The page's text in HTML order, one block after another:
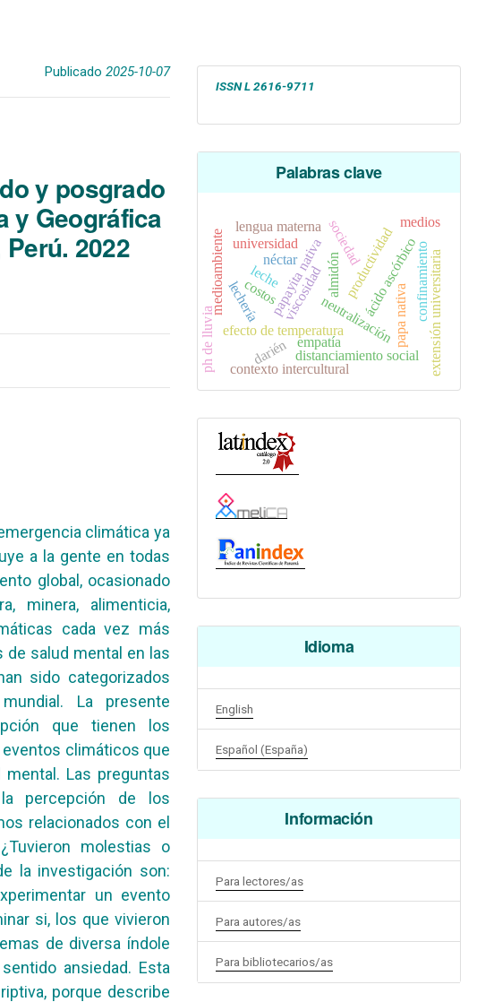
Publicado 2025-10-07
y posgrado
y Geográfica
2022
climática ya
a la gente en todas
global, ocasionado
minera, alimenticia,
cada vez más
salud mental en las
sido categorizados
La presente
que tienen los
climáticos que
Las preguntas
percepción de los
relacionados con el
molestias o
la investigación son:
un evento
si, los que vivieron
de diversa índole
ansiedad. Esta
porque describe
ISSN L2616-9711
Palabras clave
neutralización
viscosidad ácido ascórbico
almidón
efecto de temperatura papa nativa
papayita nativa
néctar productividad
distanciamiento social
confinamientoextensión universitaria
universidad sociedad
leche
costos
medioambiente
ph de lluvia empatía
contexto intercultural
lengua materna
darién
lechería
medios
Idioma
English
Español (España)
Información
Para lectores/as
Para autores/as
Para bibliotecarios/as